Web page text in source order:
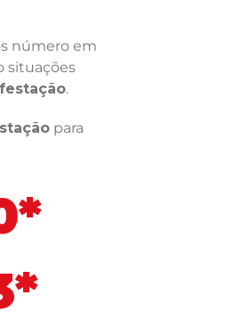
número em
situações
.
para